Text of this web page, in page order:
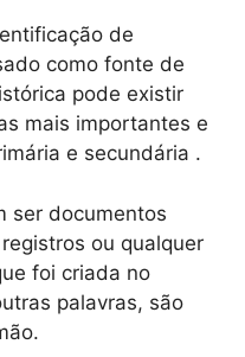
de
como fonte de
pode existir
mais importantes e
e secundária .
ser documentos
ou qualquer
foi criada no
palavras, são